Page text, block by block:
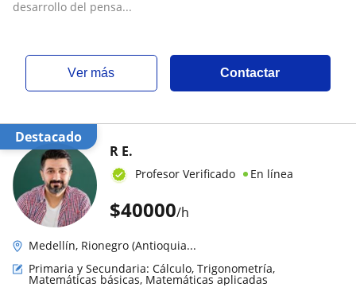
desarrollo del pensa...
ver más Contactar
Destacado
$40000/h
R E.
Profesor Verificado En línea
Medellín, Rionegro (Antioquia...
Primaria y Secundaria: Cálculo, Trigonometría,
Matemáticas básicas, Matemáticas aplicadas